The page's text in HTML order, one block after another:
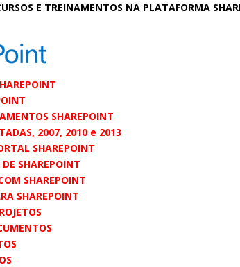
E TREINAMENTOS NA PLATAFORMA
SHAREPOINT
2007, 2010 e 2013
SHAREPOINT
SHAREPOINT
SHAREPOINT
SHAREPOINT